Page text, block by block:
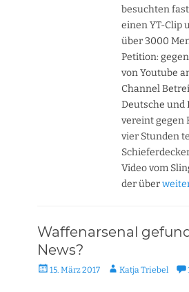
besuchten
einen YT-Clip
über 3000
Petition:
von Youtube
Channel
Deutsche und
vereint gegen
vier Stunden
Video vom
der über
Waffenarsenal
News?
Veröffentlicht
15. März 2017 AutorKatja Triebel